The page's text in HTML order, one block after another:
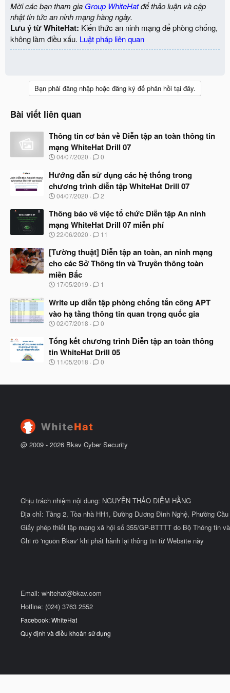
Mời các bạn tham gia Group WhiteHatđể thảo luận và cập
nhật tin tức an ninh mạng hàng ngày.
Lưu ý từ WhiteHat: Kiến thức an ninh mạng để phòng chống,
không làm điều xấu. Luật pháp liên quan
Bạn phải đăng nhập hoặc đăng ký để phản hồi tại đây.
Bài viết liên quan
Thông tin cơ bản về Diễn tập an toàn thông tin
mạng WhiteHat Drill 07
N
à
y
b
ắ
đ
ầ
u
04/07/2020 0
Hướng dẫn sử dụng các hệ thống trong
chương trình diễn tập WhiteHat Drill 07
N
à
b
ắ
đ
ầ
u
04/07/2020 2
Thông báo về việc tổ chức Diễn tập An ninh
mạng WhiteHat Drill 07 miễn phí
N
à
b
ắ
t
ầ
u
22/06/2020 11
[Tường thuật] Diễn tập an toàn, an ninh mạng
cho các Sở Thông tin và Truyền thông toàn
miền Bắc
N
à
y
b
ắ
đ
ầ
u
17/05/2019 1
Write up diễn tập phòng chống tấn công APT
vào hạ tầng thông tin quan trọng quốc gia
N
à
b
ắ
02/07/2018 0
Tổng kết chương trình Diễn tập an toàn thông
tin WhiteHat Drill 05
N
y
ầ
11/05/2018 0
@ 2009 - 2026 Bkav Cyber Security
Chịu trách nhiệm nội dung: NGUYỄN THẢO DIỄM HẰNG
Địa chỉ: Tầng 2, Tòa nhà HH1, Đường Dương Đình Nghệ, Phường
Giấy phép thiết lập mạng xã hội số 355/GP-BTTTT do Bộ Thông tin
Ghi rõ 'nguồn Bkav' khi phát hành lại thông tin từ Website này
Email: whitehat@bkav.com
Hotline: (024) 3763 2552
Facebook: WhiteHat
Quy định và điều khoản sử dụng